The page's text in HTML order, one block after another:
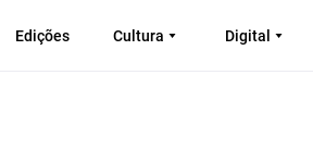
Edições Cultura Digital